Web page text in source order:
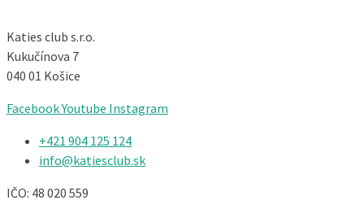
Katies club s.r.o.
Kukučínova 7
040 01 Košice
FacebookYoutube Instagram
+421 904 125 124​
info@katiesclub.sk
IČO: 48 020 559